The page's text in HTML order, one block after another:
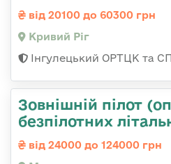
від 20100 до 60300 грн
Кривий Ріг
Інгулецький ОРТЦК та СП
Зовнішній пілот
безпілотних
від 24000 до 124000 грн